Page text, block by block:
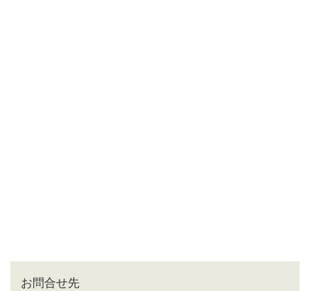
お問合せ先